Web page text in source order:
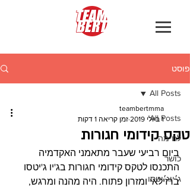
פוסט
All Posts
לחימה
כושר
ג׳יוג׳יטסו
All Posts
טקס קידומי חגורות
teambertmma
1 ביולי 2019
זמן קריאה 1 דקות
ביום רביעי שעבר מתאמני האקדמיה
התכנסו לטקס קידומי חגורות בג'יו ג'יטסו
ברזילאי ומזרון פתוח. היה מהנה ומרגש,